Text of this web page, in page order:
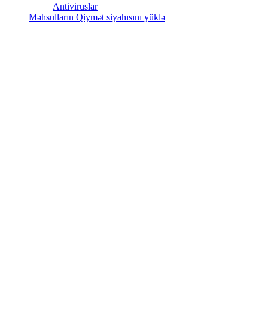
Antiviruslar
Məhsulların Qiymət siyahısını yüklə